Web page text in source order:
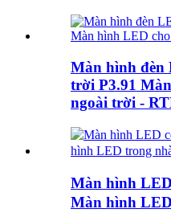
Màn hình đèn
trời P3.91
ngoài trời -
Màn hình
Màn hình